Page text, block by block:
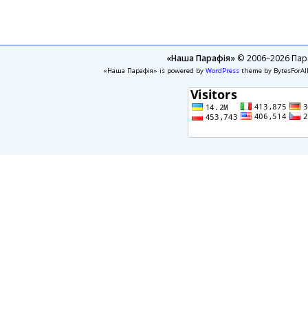
«Наша Парафія»© 2006–2026
«Наша Парафія» is powered by WordPresstheme by